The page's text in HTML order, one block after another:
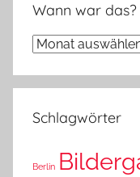
Wann war das?
Wann
das?
Schlagwörter
Berlin